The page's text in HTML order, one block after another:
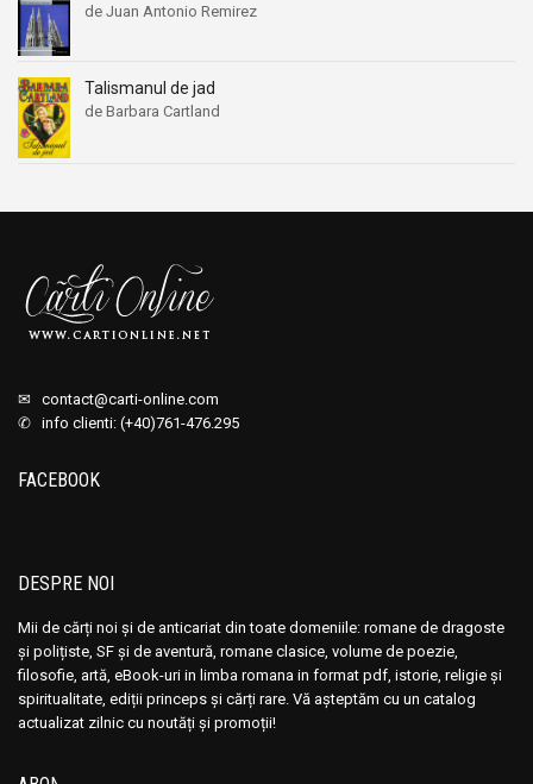
de Juan Antonio Remirez
Talismanul de jad
de Barbara Cartland
✉ contact@carti-online.com
✆ info clienti: (+40)761-476.295
FACEBOOK
DESPRE NOI
Mii de cărți noi și de anticariat din toate domeniile: romane de dragoste
și polițiste, SF și de aventură, romane clasice, volume de poezie,
filosofie, artă, eBook-uri in limba romana in format pdf, istorie, religie și
spiritualitate, ediții princeps și cărți rare. Vă așteptăm cu un catalog
actualizat zilnic cu noutăți și promoții!